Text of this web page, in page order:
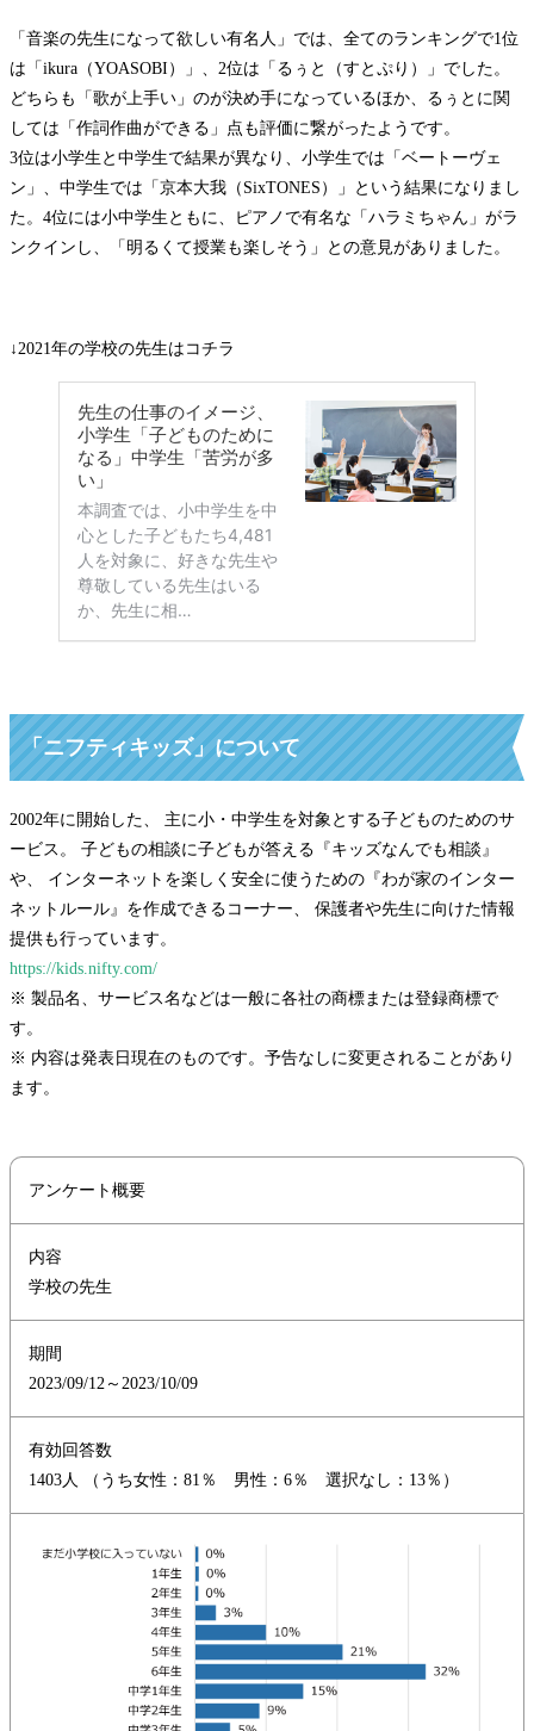
「音楽の先生になって欲しい有名人」では、全てのランキングで1位
は「ikura（YOASOBI）」、2位は「るぅと（すとぷり）」でした。
どちらも「歌が上手い」のが決め手になっているほか、るぅとに関
しては「作詞作曲ができる」点も評価に繋がったようです。
3位は小学生と中学生で結果が異なり、小学生では「ベートーヴェ
ン」、中学生では「京本大我（SixTONES）」という結果になりまし
た。4位には小中学生ともに、ピアノで有名な「ハラミちゃん」がラ
ンクインし、「明るくて授業も楽しそう」との意見がありました。
↓2021年の学校の先生はコチラ
「ニフティキッズ」について
2002年に開始した、 主に小・中学生を対象とする子どものためのサ
ービス。 子どもの相談に子どもが答える『キッズなんでも相談』
や、 インターネットを楽しく安全に使うための『わが家のインター
ネットルール』を作成できるコーナー、 保護者や先生に向けた情報
提供も行っています。
https://kids.nifty.com/
※ 製品名、サービス名などは一般に各社の商標または登録商標で
す。
※ 内容は発表日現在のものです。予告なしに変更されることがあり
ます。
アンケート概要
内容
学校の先生
期間
2023/09/12～2023/10/09
有効回答数
1403人 （うち女性：81％ 男性：6％ 選択なし：13％）